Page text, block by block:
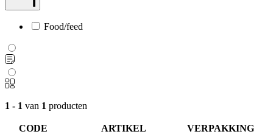
Food/feed
1 - 1 van 1 producten
CODE ARTIKEL
VERPAKKING